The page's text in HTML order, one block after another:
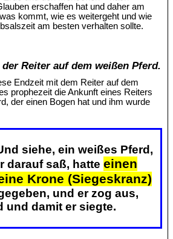
erschaffen hat und daher am
kommt, wie es weitergeht und wie
am besten verhalten sollte.
Reiter auf dem weißen Pferd.
Endzeit mit dem Reiter auf dem
prophezeit die Ankunft eines Reiters
der einen Bogen hat und ihm wurde
siehe, ein weißes Pferd,
darauf saß, hatte einen
Krone (Siegeskranz)
und er zog aus,
und damit er siegte.